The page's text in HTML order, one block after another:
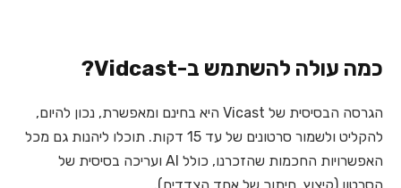
כמה עולה להשתמש ב-Vidcast?
הגרסה הבסיסית של Vicast היא בחינם ומאפשרת, נכון להיום,
להקליט ולשמור סרטונים של עד 15 דקות.
תוכלו ליהנות גם מכל
האפשרויות החכמות שהזכרנו, כולל AI ועריכה בסיסית של